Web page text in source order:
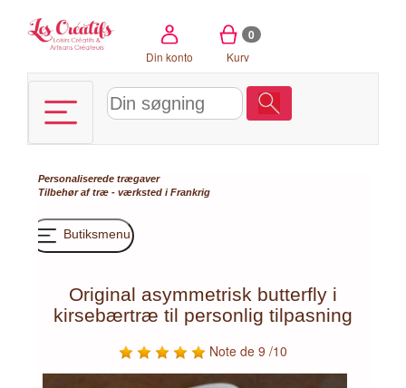
Din konto
0
Kurv
Personaliserede trægaver
Tilbehør af træ - værksted i Frankrig
Butiksmenu
Original asymmetrisk butterfly i
kirsebærtræ til personlig tilpasning
Note de 9 /10